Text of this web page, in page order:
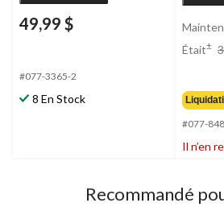
49,99 $
#077-3365-2
8 En Stock
Était±
#077-
Il n’en
Recommandé